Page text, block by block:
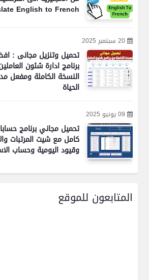
English to French
20 سبتمبر 2025
تحميل وتنزيل مجانى :
النسخة الكاملة ومفعل
الحياة
09 يونيو 2025
تحميل مجاني برنامج
كامل مع شيت المرتبات
وقيود اليومية وحساب
المتابعون للموقع